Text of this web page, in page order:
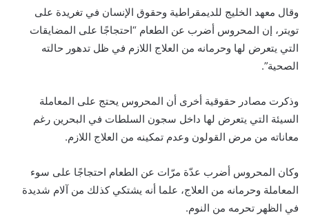
وقال معهد الخليج للديمقراطية وحقوق الإنسان في تغريدة على
تويتر، إن المحروس أضرب عن الطعام “احتجاجًا على المضايقات
التي يتعرض لها وحرمانه من العلاج اللازم في ظل تدهور حالته
الصحية”.
وذكرت مصادر حقوقية أخرى أن المحروس يحتج على المعاملة
السيئة التي يتعرض لها داخل سجون السلطات في البحرين رغم
معاناته من مرض القولون وعدم تمكينه من العلاج اللازم.
وكان المحروس أضرب عدّة مرّات عن الطعام احتجاجًا على سوء
المعاملة وحرمانه من العلاج، علما أنه يشتكي كذلك من آلام شديدة
في الظهر تحرمه من النوم.